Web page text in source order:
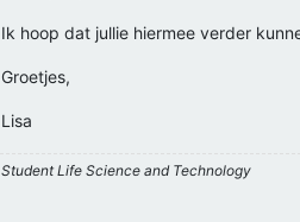
Ik hoop dat jullie hiermee verder
Groetjes,
Lisa
Student Life Science and Technology